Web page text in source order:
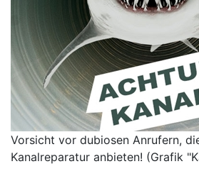
Vorsicht vor dubiosen Anrufern,
Kanalreparatur anbieten! (Grafik